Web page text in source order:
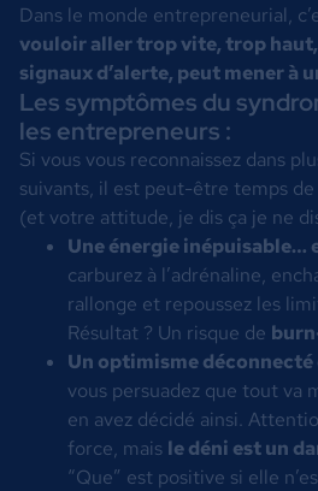
Dans le monde entrepreneurial,
vouloir aller trop vite, trop
signaux d’alerte, peut mener à
Les symptômes du
les entrepreneurs :
Si vous vous reconnaissez dans
suivants, il est peut-être temps
(et votre attitude, je dis ça je ne
Une énergie inépuisable…
carburez à l’adrénaline,
rallonge et repoussez les
Résultat ? Un risque de
Un optimisme déconnecté
vous persuadez que tout va
en avez décidé ainsi.
force, mais le déni est un
“Que” est positive si elle